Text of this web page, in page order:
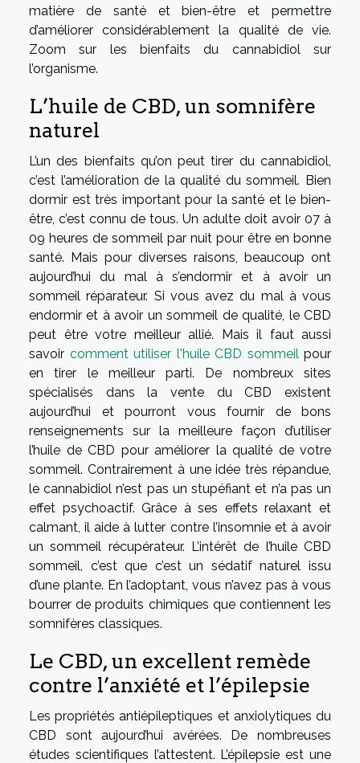
matière de santé et bien-être et permettre
d’améliorer considérablement la qualité de vie.
Zoom sur les bienfaits du cannabidiol sur
l’organisme.
L’huile de CBD, un somnifère
naturel
L’un des bienfaits qu’on peut tirer du cannabidiol,
c’est l’amélioration de la qualité du sommeil. Bien
dormir est très important pour la santé et le bien-
être, c’est connu de tous. Un adulte doit avoir 07 à
09 heures de sommeil par nuit pour être en bonne
santé. Mais pour diverses raisons, beaucoup ont
aujourd’hui du mal à s’endormir et à avoir un
sommeil réparateur. Si vous avez du mal à vous
endormir et à avoir un sommeil de qualité, le CBD
peut être votre meilleur allié. Mais il faut aussi
savoir comment utiliser l'huile CBD sommeil pour
en tirer le meilleur parti. De nombreux sites
spécialisés dans la vente du CBD existent
aujourd’hui et pourront vous fournir de bons
renseignements sur la meilleure façon d’utiliser
l’huile de CBD pour améliorer la qualité de votre
sommeil. Contrairement à une idée très répandue,
le cannabidiol n’est pas un stupéfiant et n’a pas un
effet psychoactif. Grâce à ses effets relaxant et
calmant, il aide à lutter contre l’insomnie et à avoir
un sommeil récupérateur. L’intérêt de l’huile CBD
sommeil, c’est que c’est un sédatif naturel issu
d’une plante. En l’adoptant, vous n’avez pas à vous
bourrer de produits chimiques que contiennent les
somnifères classiques.
Le CBD, un excellent remède
contre l’anxiété et l’épilepsie
Les propriétés antiépileptiques et anxiolytiques du
CBD sont aujourd’hui avérées. De nombreuses
études scientifiques l’attestent. L’épilepsie est une